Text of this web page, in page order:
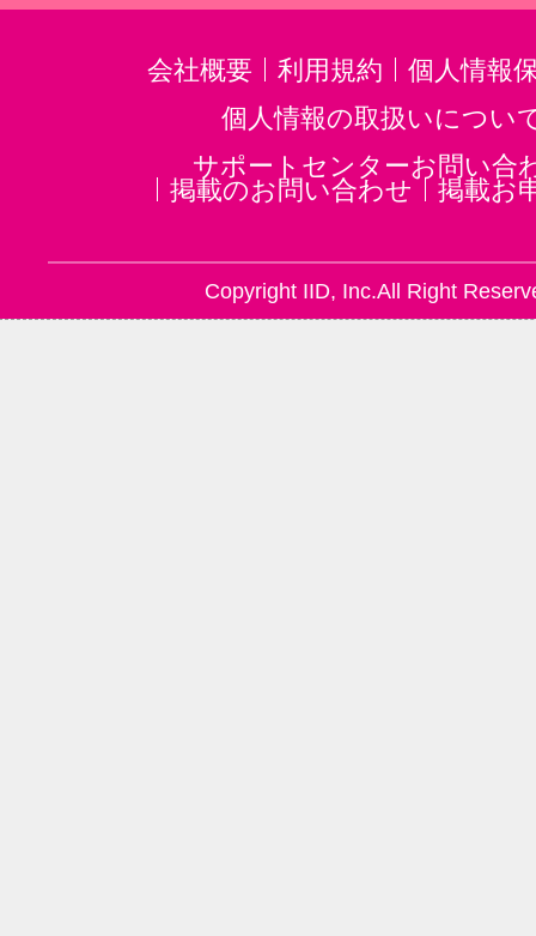
会社概要 利用規約
個人情報
個人情報の取扱いについ
サポートセンターお問い合
掲載のお問い合わせ
掲載お
Copyright IID, Inc.All Right